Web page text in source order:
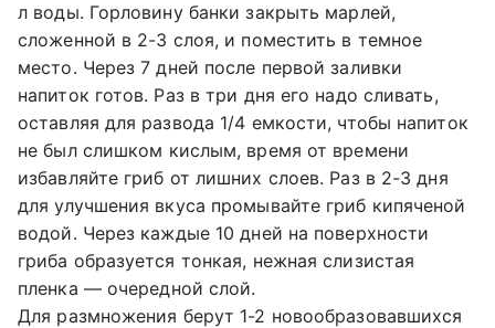
л воды. Горловину банки закрыть марлей,
сложенной в 2-3 слоя, и поместить в темное
место. Через 7 дней после первой заливки
напиток готов. Раз в три дня его надо сливать,
оставляя для развода 1/4 емкости, чтобы напиток
не был слишком кислым, время от времени
избавляйте гриб от лишних слоев. Раз в 2-3 дня
для улучшения вкуса промывайте гриб кипяченой
водой. Через каждые 10 дней на поверхности
гриба образуется тонкая, нежная слизистая
пленка — очередной слой.
Для размножения берут 1-2 новообразовавшихся